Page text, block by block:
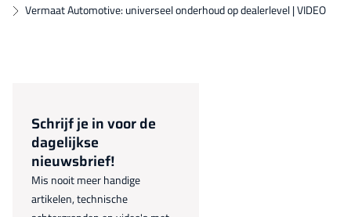
Vermaat Automotive: universeel onderhoud op dealerlevel | VIDEO
Schrijf je in voor de
dagelijkse
nieuwsbrief!
Mis nooit meer handige
artikelen, technische